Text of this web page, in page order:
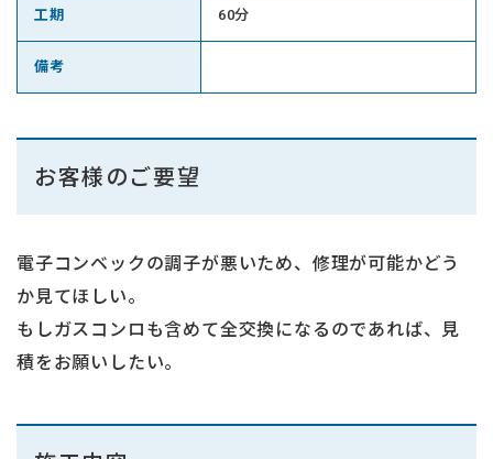
工期 60分
備考
お客様のご要望
電子コンベックの調子が悪いため、修理が可能かどう
か見てほしい。
もしガスコンロも含めて全交換になるのであれば、見
積をお願いしたい。